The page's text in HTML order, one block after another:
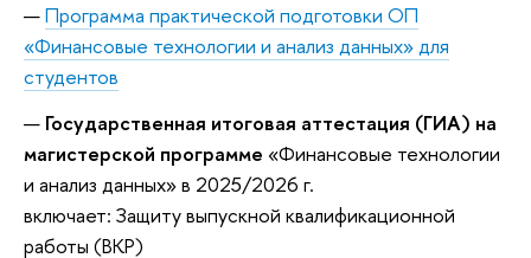
Программа практической подготовки ОП
«Финансовые технологии и анализ данных» для
студентов
Государственная итоговая аттестация (ГИА) на
магистерской программе «Финансовые технологии
и анализ данных» в 2025/2026 г.
включает: Защиту выпускной квалификационной
работы (ВКР)